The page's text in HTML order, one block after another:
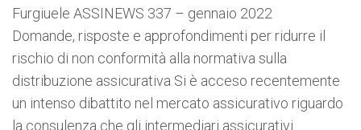
Furgiuele ASSINEWS 337 – gennaio 2022
Domande, risposte e approfondimenti per ridurre il
rischio di non conformità alla normativa sulla
distribuzione assicurativa Si è acceso recentemente
un intenso dibattito nel mercato assicurativo riguardo
la consulenza che gli intermediari assicurativi